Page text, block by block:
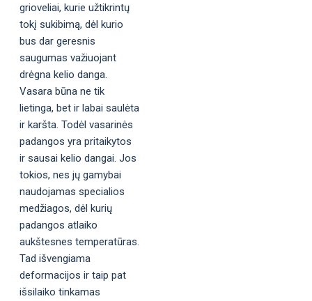
grioveliai, kurie užtikrintų
tokį sukibimą, dėl kurio
bus dar geresnis
saugumas važiuojant
drėgna kelio danga.
Vasara būna ne tik
lietinga, bet ir labai saulėta
ir karšta. Todėl vasarinės
padangos yra pritaikytos
ir sausai kelio dangai. Jos
tokios, nes jų gamybai
naudojamas specialios
medžiagos, dėl kurių
padangos atlaiko
aukštesnes temperatūras.
Tad išvengiama
deformacijos ir taip pat
išsilaiko tinkamas